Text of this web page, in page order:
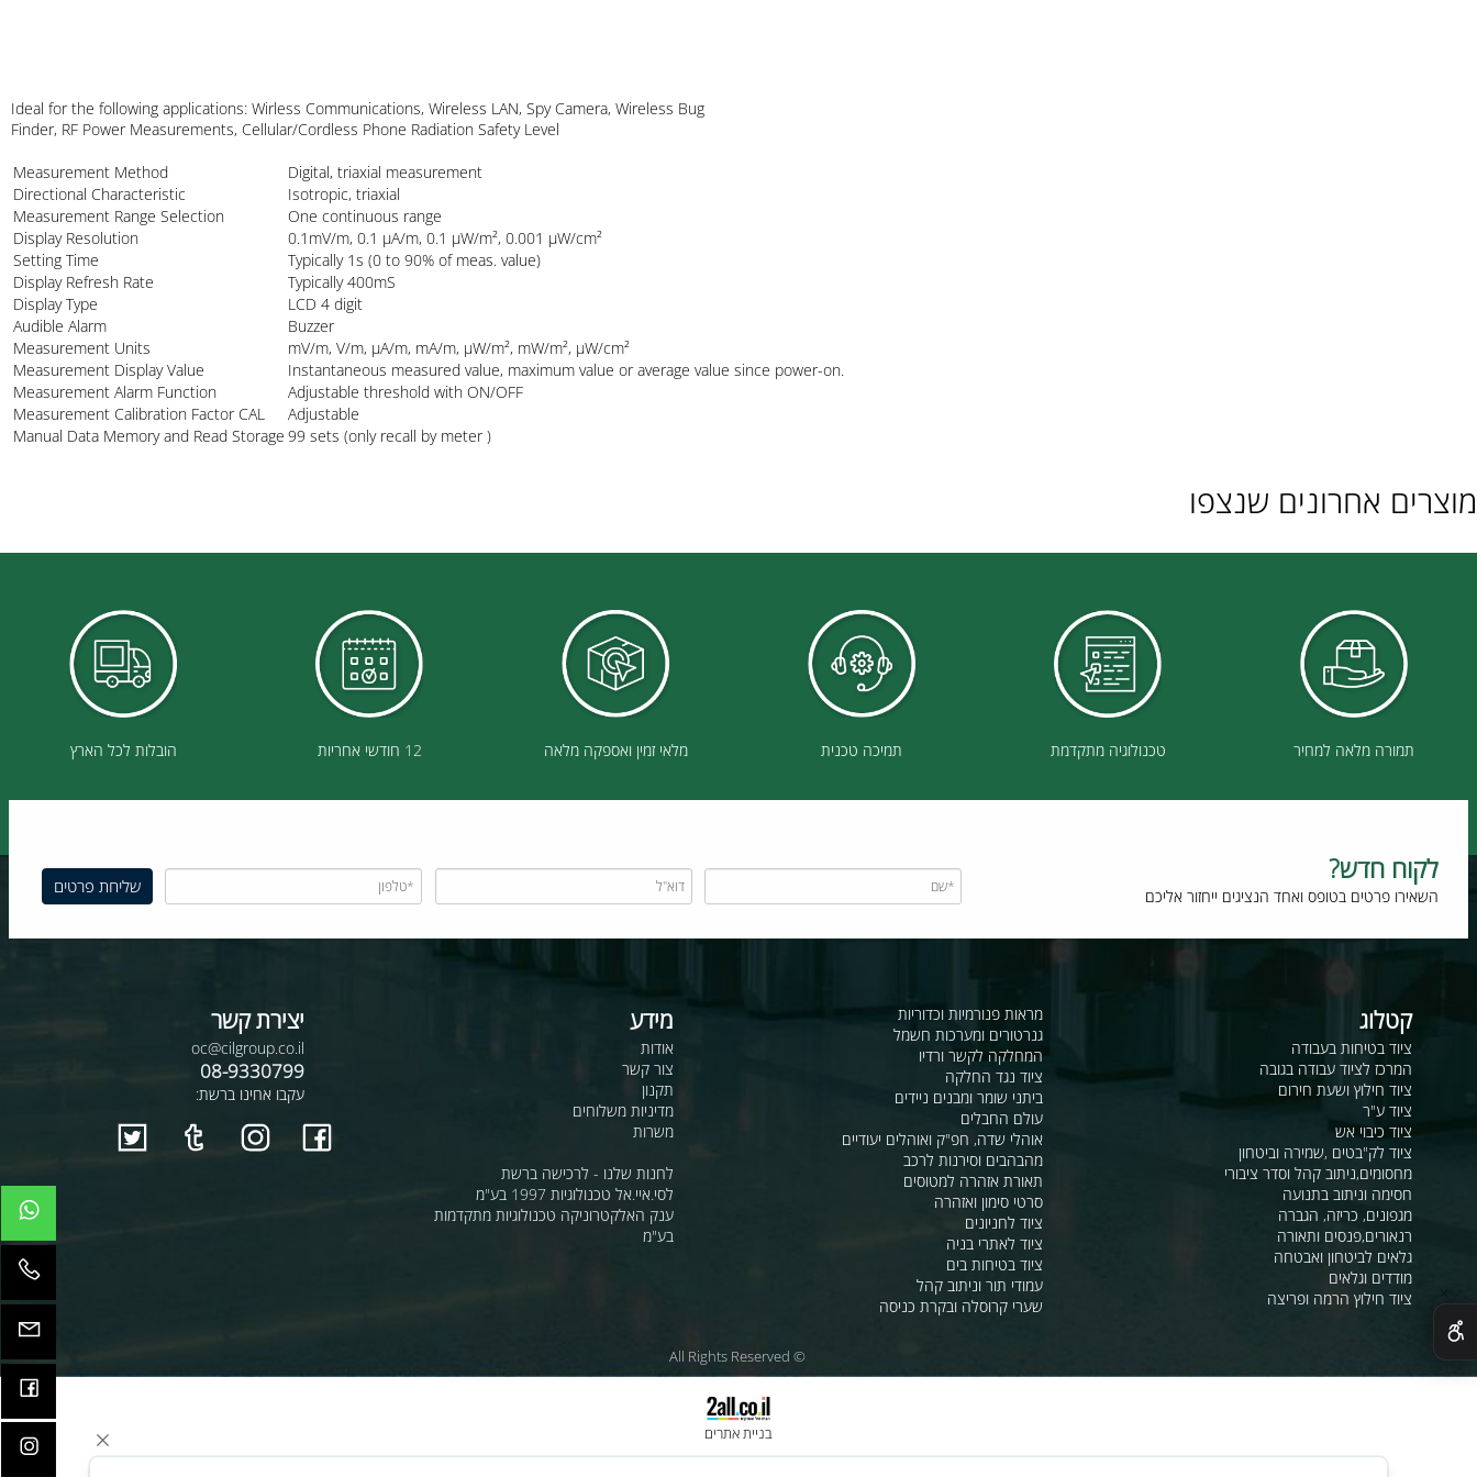
Finder, RF Power Measurements, Cellular/Cordless Phone Radiation Safety Level
Measurement Method Digital, triaxial measurement
Directional Characteristic
Isotropic, triaxial
Measurement Range Selection
One continuous range
Display Resolution 0.1mV/m, 0.1 µA/m, 0.1 µW/m², 0.001 µW/cm²
Setting Time
Typically 1s (0 to 90% of meas. value)
Display Refresh Rate
Typically 400mS
Display Type LCD 4 digit
Audible Alarm
Buzzer
Measurement Units
mV/m, V/m, µA/m, mA/m, µW/m², mW/m², µW/cm²
Measurement Display Value Instantaneous measured value, maximum value or average value since power-on.
Measurement Alarm Function
Adjustable threshold with ON/OFF
אחרונים שנצפו
חדש?
ציוד בטיחות בעבודה
המרכז לציוד עבודה בגובה
ציוד חילוץ ושעת חירום
ציוד כיבוי אש
ציוד לק"בטים ,שמירה וביטחון
מחסומים,ניתוב קהל וסדר ציבורי
חסימה וניתוב בתנועה
מגפונים, כריזה, הגברה
רנאורים,פנסים ותאורה
גלאים לביטחון ואבטחה
מודדים וגלאים
מראות פנורמיות וכדוריות
גנרטורים ומערכות חשמל
המחלקה לקשר ורדיו
ציוד נגד החלקה
ביתני שומר ומבנים ניידים
עולם החבלים
אוהלי שדה, חפ"ק ואוהלים יעודיים
מהבהבים וסירנות לרכב
תאורת אזהרה למטוסים
סרטי סימון ואזהרה
ציוד לחניונים
עמודי תור וניתוב קהל
מידע
אודות
תקנון
מדיניות משלוחים
משרות
יצירת קשר
oc@cilgroup.co.il
08-9330799
© All Rights Reserved